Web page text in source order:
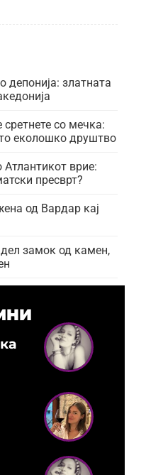
златната
со мечка:
еколошко друштво
врие:
пресврт?
од Вардар кај
замок од камен,